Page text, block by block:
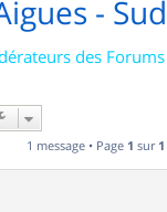
-
des Forums
1 message • Page 1 sur 1